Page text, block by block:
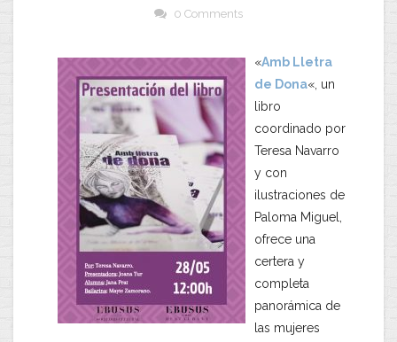
0 Comments
«Amb Lletra
de Dona«, un
libro
coordinado por
Teresa Navarro
y con
ilustraciones de
Paloma Miguel,
ofrece una
certera y
completa
panorámica de
las mujeres